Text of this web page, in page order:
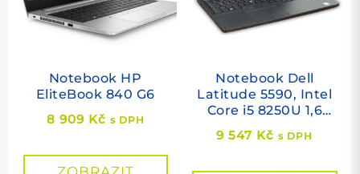
Notebook HP
EliteBook 840 G6
8 909 Kč s DPH
Notebook Dell
Latitude 5590, Intel
Core i5 8250U 1,6
GB SSD M.2 NVMe,
9 547 Kč s DPH